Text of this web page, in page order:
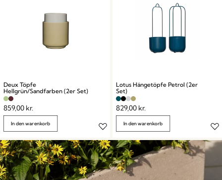
Deux Töpfe
Hellgrün/Sandfarben (2er Set)
859,00 kr.
In den warenkorb
Lotus Hängetöpfe Petrol (2er
Set)
829,00 kr.
In den warenkorb